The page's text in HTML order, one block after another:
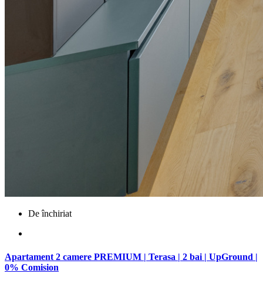
De închiriat
Apartament 2 camere PREMIUM | Terasa | 2 bai | UpGround |
0% Comision